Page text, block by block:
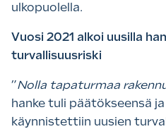
ulkopuolella.
Vuosi 2021 alkoi uusilla
turvallisuusriski
”Nolla tapaturmaa
hanke tuli päätökseensä
käynnistettiin uusien